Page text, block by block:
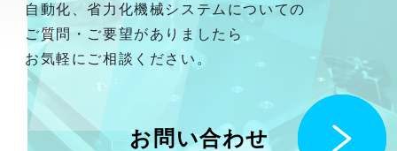
自動化、省力化機械システムについての
ご質問・ご要望がありましたら
お気軽にご相談ください。
お問い合わせ